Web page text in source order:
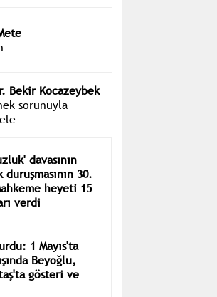
Bekir Kocazeybek
sorunuyla
davasının
30.
heyeti 15
verdi
1 Mayıs'ta
Beyoğlu,
gösteri ve